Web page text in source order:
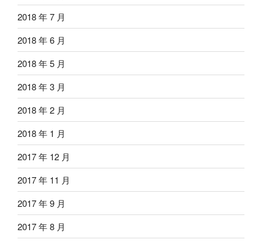
2018 年 7 月
2018 年 6 月
2018 年 5 月
2018 年 3 月
2018 年 2 月
2018 年 1 月
2017 年 12 月
2017 年 11 月
2017 年 9 月
2017 年 8 月